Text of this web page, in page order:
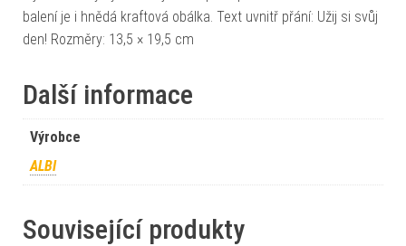
balení je i hnědá kraftová obálka. Text uvnitř přání: Užij si svůj
den! Rozměry: 13,5 × 19,5 cm
Další informace
Výrobce
ALBI
Související produkty